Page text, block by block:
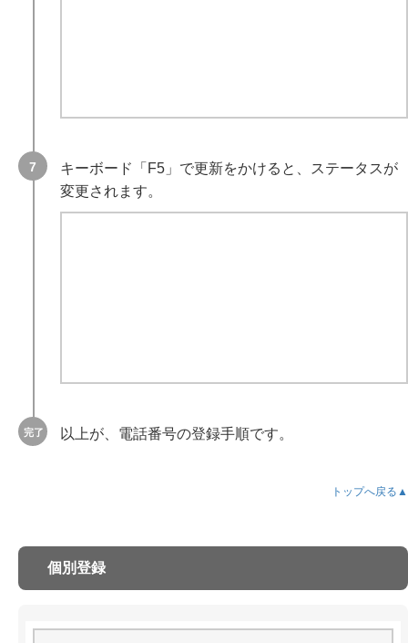
キーボード「F5」で更新をかけると、ステータスが
変更されます。
以上が、電話番号の登録手順です。
トップへ戻る▲
個別登録